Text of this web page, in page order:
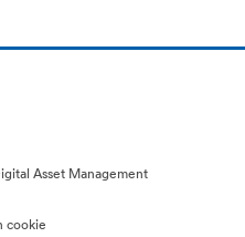
Asset Management
cookie